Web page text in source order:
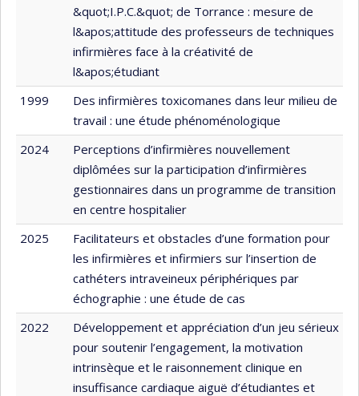
&quot;I.P.C.&quot; de Torrance : mesure de
l&apos;attitude des professeurs de techniques
infirmières face à la créativité de
l&apos;étudiant
1999
Des infirmières toxicomanes dans leur milieu de
travail : une étude phénoménologique
2024
Perceptions d’infirmières nouvellement
diplômées sur la participation d’infirmières
gestionnaires dans un programme de transition
en centre hospitalier
2025
Facilitateurs et obstacles d’une formation pour
les infirmières et infirmiers sur l’insertion de
cathéters intraveineux périphériques par
échographie : une étude de cas
2022
Développement et appréciation d’un jeu sérieux
pour soutenir l’engagement, la motivation
intrinsèque et le raisonnement clinique en
insuffisance cardiaque aiguë d’étudiantes et